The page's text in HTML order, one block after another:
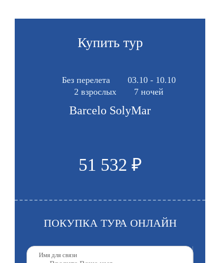
Купить тур
Без перелета
03.10 - 10.10
2 взрослых
7 ночей
Barcelo SolyMar
51 532 ₽
ПОКУПКА ТУРА ОНЛАЙН
Имя для связи